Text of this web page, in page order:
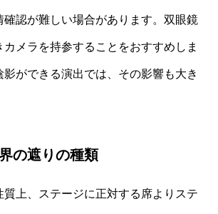
確認が難しい場合があります。双眼鏡
メラを持参することをおすすめしま
ができる演出では、その影響も大き
の遮りの種類
質上、ステージに正対する席よりステ